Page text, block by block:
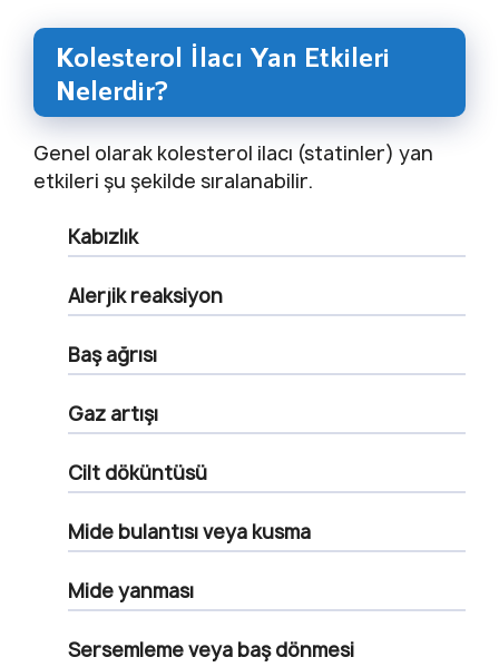
Kolesterol İlacı Yan Etkileri
Nelerdir?
Genel olarak kolesterol ilacı (statinler) yan
etkileri şu şekilde sıralanabilir.
Kabızlık
Alerjik reaksiyon
Baş ağrısı
Gaz artışı
Cilt döküntüsü
Mide bulantısı veya kusma
Mide yanması
Sersemleme veya baş dönmesi